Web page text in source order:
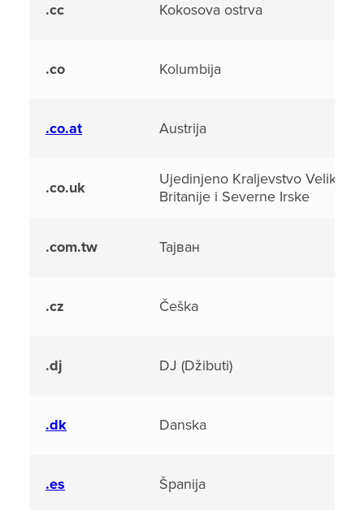
.cc Kokosova ostrva
.co Kolumbija
.co.at Austrija
.co.uk
Ujedinjeno Kraljevstvo Velike
Britanije i Severne Irske
.com.tw Тајван
.cz Češka
.dj DJ (Džibuti)
.dk Danska
.es Španija